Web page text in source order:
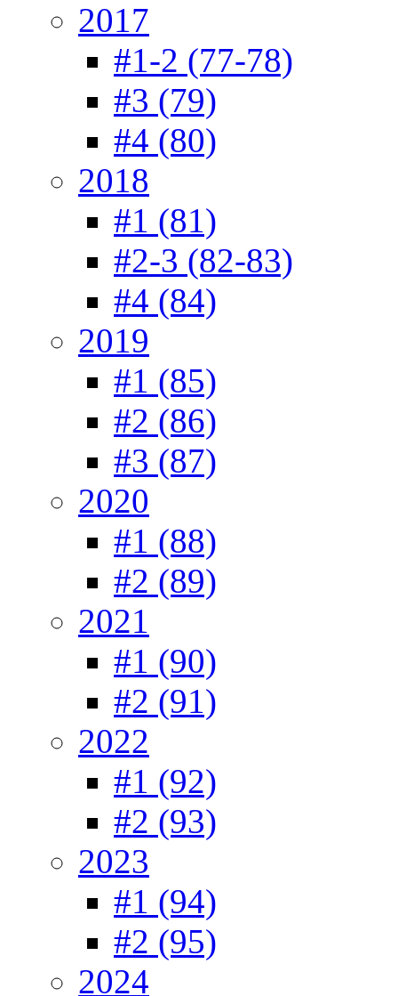
2017
#1-2 (77-78)
#3 (79)
#4 (80)
2018
#1 (81)
#2-3 (82-83)
#4 (84)
2019
#1 (85)
#2 (86)
#3 (87)
2020
#1 (88)
#2 (89)
2021
#1 (90)
#2 (91)
2022
#1 (92)
#2 (93)
2023
#1 (94)
#2 (95)
2024